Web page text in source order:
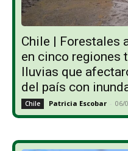
Chile | Forestales
en cinco regiones
lluvias que
del país con
Chile Patricia Escobar - 06/